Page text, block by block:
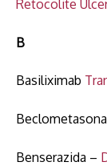
Retocolite
B
Basiliximab
Benserazida –